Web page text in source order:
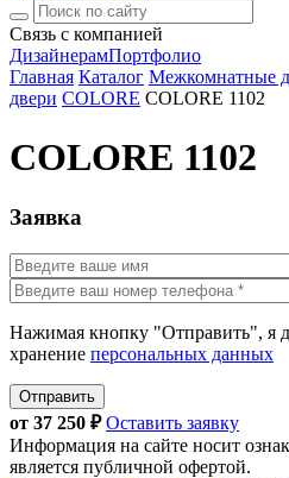
Связь с компанией
ДизайнерамПортфолио
Главная Каталог Межкомнатные
двери COLORE COLORE 1102
COLORE 1102
Заявка
Нажимая кнопку "Отправить", я
хранение персональных данных
Отправить
от 37 250 ₽Оставить заявку
Информация на сайте носит
является публичной офертой.